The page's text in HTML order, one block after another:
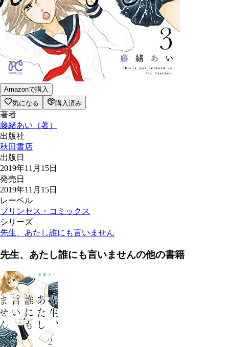
Amazonで購入
気になる
購入済み
著者
藤緒あい （著）
出版社
秋田書店
出版日
2019年11月15日
発売日
2019年11月15日
レーベル
プリンセス・コミックス
シリーズ
先生、あたし誰にも言いません
先生、あたし誰にも言いませんの他の書籍